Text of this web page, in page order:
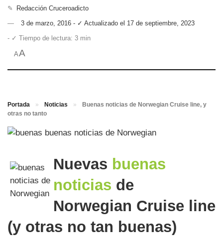
✎
Redacción Cruceroadicto
3 de marzo, 2016 - ✓ Actualizado el 17 de septiembre, 2023
- ✓ Tiempo de lectura: 3 min
AA
Portada » Noticias »
Buenas noticias de Norwegian Cruise line, y
otras no tanto
Nuevas buenas
noticias de
Norwegian Cruise line
(y otras no tan buenas)